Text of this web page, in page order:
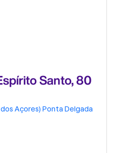
Santo, 80
Açores) Ponta Delgada